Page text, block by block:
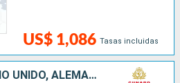
US$ 1,086 Tasas incluidas
ESTADOS UNIDOS, REINO UNIDO, ALEMANIA, BÉLGICA